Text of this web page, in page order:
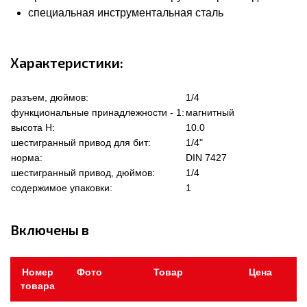
специальная инструментальная сталь
Характеристики:
разъем, дюймов:
1/4
функциональные принадлежности - 1: магнитный
высота Н:
10.0
шестигранный привод для бит:
1/4"
норма:
DIN 7427
шестигранный привод, дюймов:
1/4
содержимое упаковки:
1
Включены в
Номер
товара
Фото Товар Цена